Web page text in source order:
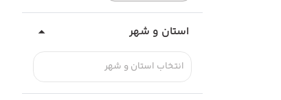
استان و شهر
انتخاب استان و شهر